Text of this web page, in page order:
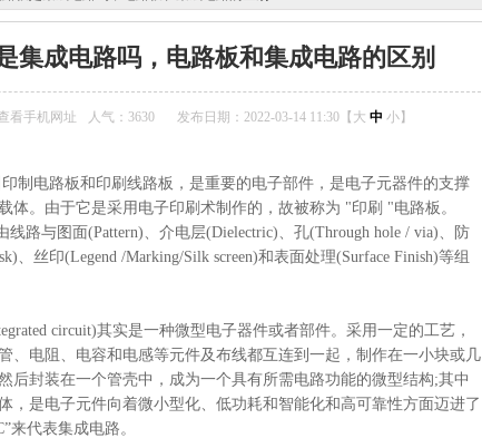
集成电路吗，电路板和集成电路的区别
看手机网址 人气： 3630 发布日期：2022-03-14 11:30【 大 中 小】
印制电路板和印刷线路板，是重要的电子部件，是电子元器件的支撑
体。由于它是采用电子印刷术制作的，故被称为 "印刷 "电路板。
线路与图面(Pattern)、介电层(Dielectric)、孔(Through hole / via)、防
、丝印(Legend /Marking/Silk screen)和表面处理(Surface Finish)等组
circuit)其实是一种微型电子器件或者部件。采用一定的工艺，
、电阻、电容和电感等元件及布线都互连到一起，制作在一小块或几
后封装在一个管壳中，成为一个具有所需电路功能的微型结构;其中
，是电子元件向着微小型化、低功耗和智能化和高可靠性方面迈进了
来代表集成电路。